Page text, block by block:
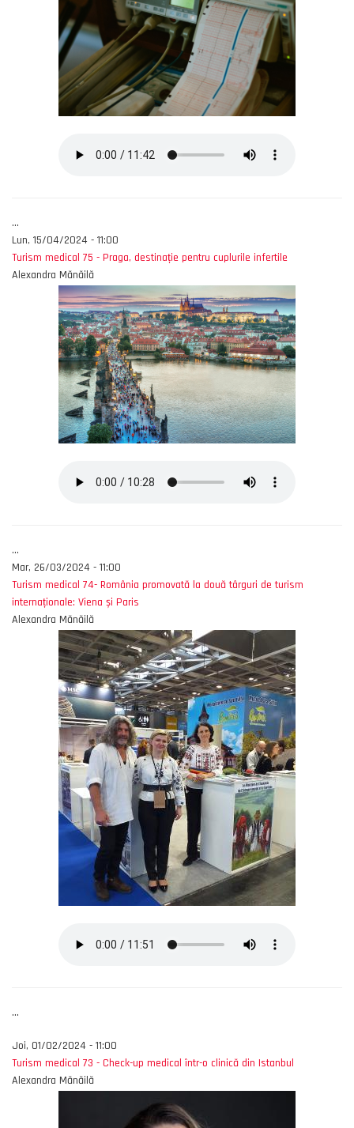
...
Lun, 15/04/2024 - 11:00
Turism medical 75 - Praga, destinație pentru cuplurile infertile
Alexandra Mănăilă
...
Mar, 26/03/2024 - 11:00
Turism medical 74- România promovată la două târguri de turism
internaționale: Viena și Paris
Alexandra Mănăilă
...
Joi, 01/02/2024 - 11:00
Turism medical 73 - Check-up medical într-o clinică din Istanbul
Alexandra Mănăilă